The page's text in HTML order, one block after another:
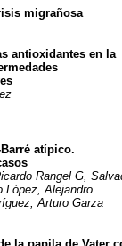
migrañosa
antioxidantes en la
atípico.
Rangel G,
López, Alejandro
Arturo Garza